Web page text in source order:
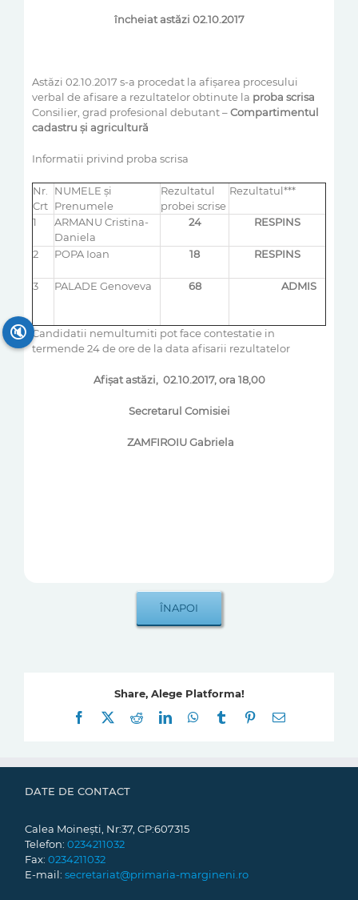
încheiat astăzi 02.10.2017
Astăzi 02.10.2017 s-a procedat la afişarea procesului
verbal de afisare a rezultatelor obtinute la proba scrisa
Consilier, grad profesional debutant –Compartimentul
cadastru și agricultură
Informatii privind proba scrisa
Nr.
Crt
NUMELE şi
Prenumele
Rezultatul
probei scrise
Rezultatul***
1
ARMANU Cristina-
Daniela
24 RESPINS
2 POPA Ioan 18 RESPINS
3 PALADE Genoveva 68 ADMIS
Candidatii nemultumiti pot face contestatie in
termende 24 de ore de la data afisarii rezultatelor
Afişat astăzi, 02.10.2017, ora 18,00
Secretarul Comisiei
ZAMFIROIU Gabriela
Share, Alege Platforma!
Facebook
RedditLinkedInWhatsApp
Tumblr Pinterest
E-
DATE DE CONTACT
Calea Moinești, Nr:37, CP:607315
Telefon: 0234211032
Fax: 0234211032
E-mail: secretariat@primaria-margineni.ro
🔇